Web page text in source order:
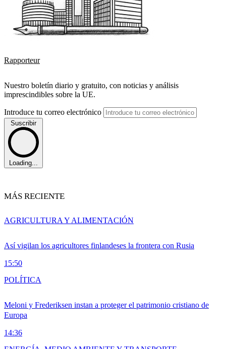
Rapporteur
Nuestro boletín diario y gratuito, con noticias y análisis
imprescindibles sobre la UE.
Introduce tu correo electrónico
Suscribir
Loading...
MÁS RECIENTE
Así vigilan los agricultores finlandeses la frontera con Rusia
15:50
AGRICULTURA Y ALIMENTACIÓN
Meloni y Frederiksen instan a proteger el patrimonio cristiano de
Europa
14:36
POLÍTICA